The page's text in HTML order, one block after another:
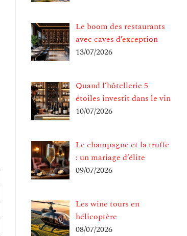
Le boom des restaurants
avec caves d’exception
13/07/2026
Quand l’hôtellerie 5
étoiles investit dans le vin
10/07/2026
Le champagne et la truffe
: un mariage d’élite
09/07/2026
Les wine tours en
hélicoptère
08/07/2026